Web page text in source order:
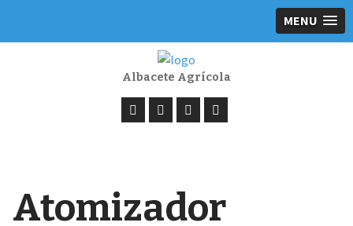
MENU
Albacete Agrícola
Atomizador